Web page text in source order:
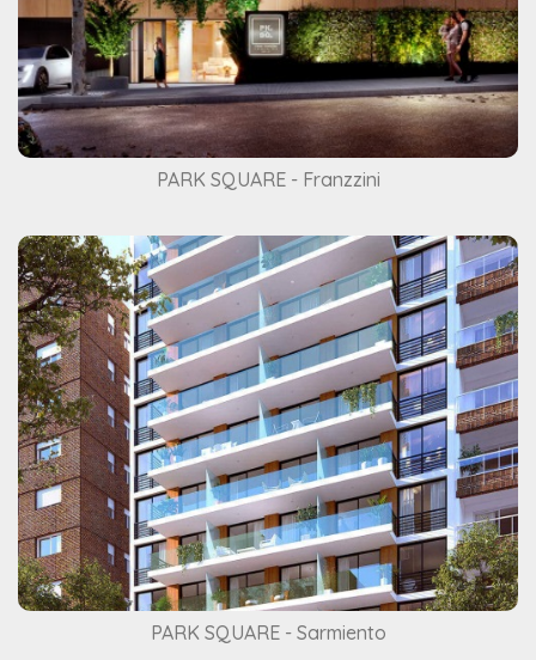
PARK SQUARE - Franzzini
PARK SQUARE - Sarmiento